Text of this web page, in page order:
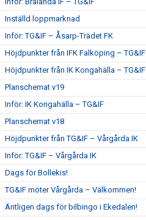
Inställd loppmarknad
Inför: TG&IF – Åsarp-Trädet FK
Höjdpunkter från IFK Falköping – TG&IF
Höjdpunkter från IK Kongahälla – TG&IF
Planschemat v19
Inför: IK Kongahälla – TG&IF
Planschemat v18
Höjdpunkter från TG&IF – Vårgårda IK
Inför: TG&IF – Vårgårda IK
Dags för Bollekis!
TG&IF möter Vårgårda – Välkommen!
Äntligen dags för bilbingo i Ekedalen!